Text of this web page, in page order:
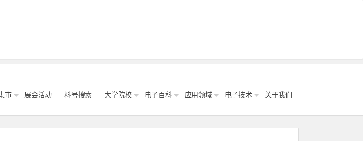
市 展会活动 料号搜索 大学院校 电子百科 应用领域 电子技术 关于我们